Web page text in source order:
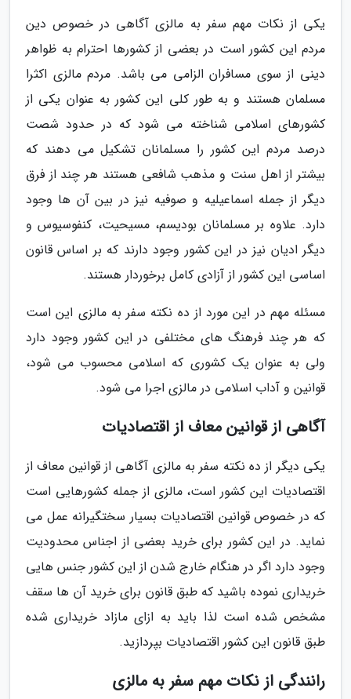
یکی از نکات مهم سفر به مالزی آگاهی در خصوص دین
مردم این کشور است در بعضی از کشورها احترام به ظواهر
دینی از سوی مسافران الزامی می باشد. مردم مالزی اکثرا
مسلمان هستند و به طور کلی این کشور به عنوان یکی از
کشورهای اسلامی شناخته می شود که در حدود شصت
درصد مردم این کشور را مسلمانان تشکیل می دهند که
بیشتر از اهل سنت و مذهب شافعی هستند هر چند از فرق
دیگر از جمله اسماعیلیه و صوفیه نیز در بین آن ها وجود
دارد. علاوه بر مسلمانان بودیسم، مسیحیت، کنفوسیوس و
دیگر ادیان نیز در این کشور وجود دارند که بر اساس قانون
اساسی این کشور از آزادی کامل برخوردار هستند.
مسئله مهم در این مورد از ده نکته سفر به مالزی این است
که هر چند فرهنگ های مختلفی در این کشور وجود دارد
ولی به عنوان یک کشوری که اسلامی محسوب می شود،
قوانین و آداب اسلامی در مالزی اجرا می شود.
آگاهی از قوانین معاف از اقتصادیات
یکی دیگر از ده نکته سفر به مالزی آگاهی از قوانین معاف از
اقتصادیات این کشور است، مالزی از جمله کشورهایی است
که در خصوص قوانین اقتصادیات بسیار سختگیرانه عمل می
نماید. در این کشور برای خرید بعضی از اجناس محدودیت
وجود دارد اگر در هنگام خارج شدن از این کشور جنس هایی
خریداری نموده باشید که طبق قانون برای خرید آن ها سقف
مشخص شده است لذا باید به ازای مازاد خریداری شده
طبق قانون این کشور اقتصادیات بپردازید.
رانندگی از نکات مهم سفر به مالزی